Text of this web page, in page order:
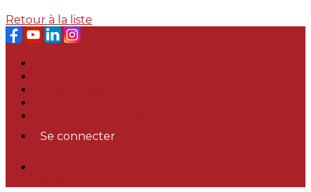
Retour à la liste
Se connecter